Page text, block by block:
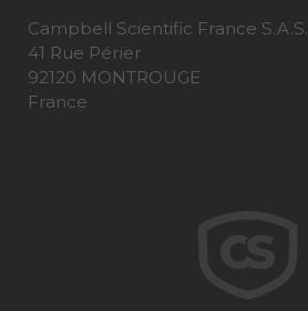
Campbell Scientific France S.A.S.
41 Rue Périer
92120 MONTROUGE
France